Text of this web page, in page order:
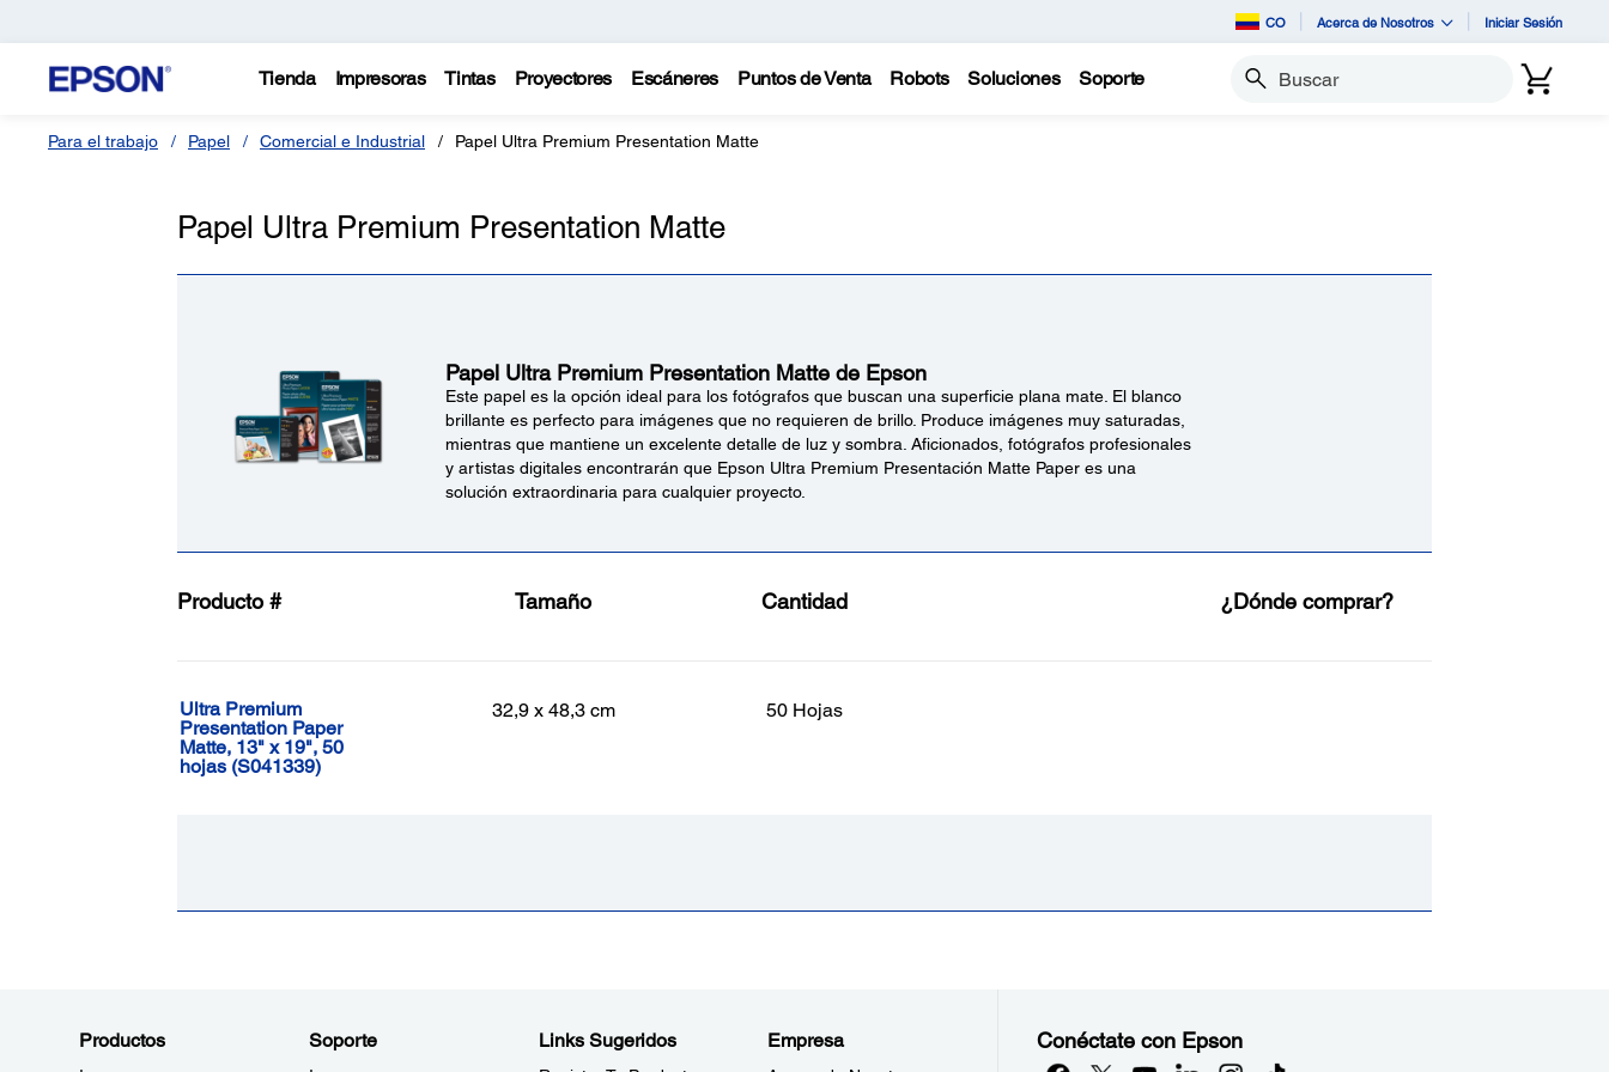
CO Acerca de Nosotros Iniciar Sesión
Tienda Impresoras Tintas Proyectores Escáneres Puntos de Venta Robots Soluciones Soporte Buscar
Para el trabajo Papel Comercial e Industrial Papel Ultra Premium Presentation Matte
Papel Ultra Premium Presentation Matte
Papel Ultra Premium Presentation Matte de Epson
Este papel es la opción ideal para los fotógrafos que buscan una superficie plana mate. El blanco
brillante es perfecto para imágenes que no requieren de brillo. Produce imágenes muy saturadas,
mientras que mantiene un excelente detalle de luz y sombra. Aficionados, fotógrafos profesionales
y artistas digitales encontrarán que Epson Ultra Premium Presentación Matte Paper es una
solución extraordinaria para cualquier proyecto.
Producto # Tamaño Cantidad ¿Dónde comprar?
Ultra Premium
Presentation Paper
Matte, 13" x 19", 50
hojas (S041339)
32,9 x 48,3 cm 50 Hojas
Productos Soporte Links Sugeridos Empresa Conéctate con Epson